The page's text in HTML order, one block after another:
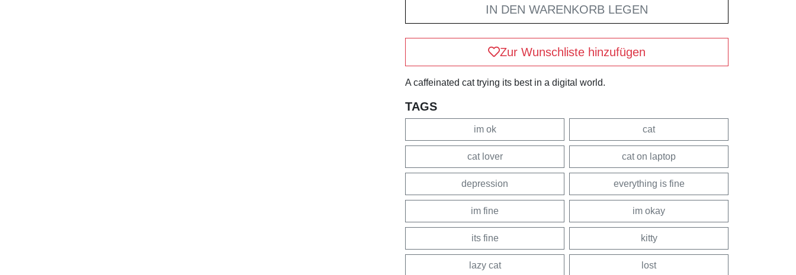
IN DEN WARENKORB LEGEN
Zur Wunschliste hinzufügen
A caffeinated cat trying its best in a digital world.
TAGS
im ok cat
cat lover cat on laptop
depression everything is fine
im fine im okay
its fine kitty
lazy cat lost